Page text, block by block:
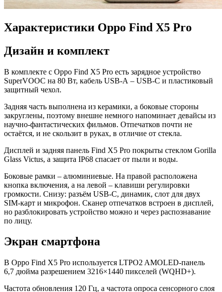
Характеристики Oppo Find X5 Pro
Дизайн и комплект
В комплекте с Oppo Find X5 Pro есть зарядное устройство
SuperVOOC на 80 Вт, кабель USB-A – USB-C и пластиковый
защитный чехол.
Задняя часть выполнена из керамики, а боковые стороны
закруглены, поэтому внешне немного напоминает девайсы из
научно-фантастических фильмов. Отпечатков почти не
остаётся, и не скользит в руках, в отличие от стекла.
Дисплей и задняя панель Find X5 Pro покрыты стеклом Gorilla
Glass Victus, а защита IP68 спасает от пыли и воды.
Боковые рамки – алюминиевые. На правой расположена
кнопка включения, а на левой – клавиши регулировки
громкости. Снизу: разъём USB-C, динамик, слот для двух
SIM-карт и микрофон. Сканер отпечатков встроен в дисплей,
но разблокировать устройство можно и через распознавание
по лицу.
Экран смартфона
В Oppo Find X5 Pro используется LTPO2 AMOLED-панель
6,7 дюйма разрешением 3216×1440 пикселей (WQHD+).
Частота обновления 120 Гц, а частота опроса сенсорного слоя